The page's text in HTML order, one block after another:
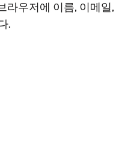
라우저에 이름, 이메일,
.